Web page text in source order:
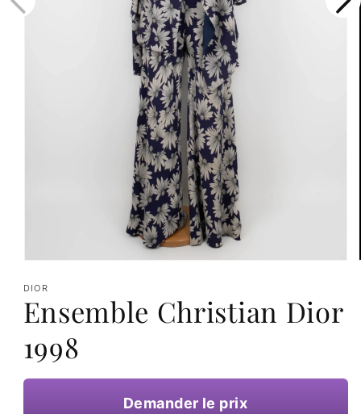
le
média
1
dans
une
fenêtre
DIOR
Ensemble Christian Dior
1998
Demander le prix